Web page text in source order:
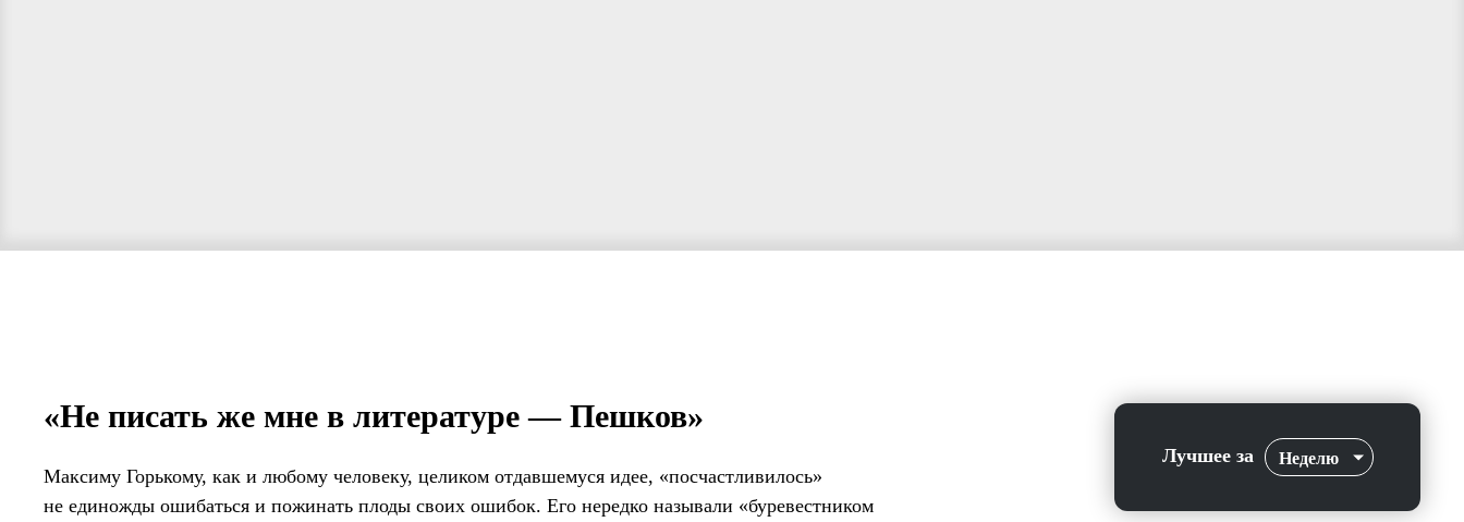
«Не писать же мне в литературе — Пешков»
Максиму Горькому, как и любому человеку, целиком отдавшемуся идее, «посчастливилось»
не единожды ошибаться и пожинать плоды своих ошибок. Его нередко называли «буревестником
Лучшее за Неделю